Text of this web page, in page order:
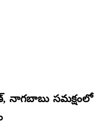
నాగబాబు సమక్షంలో